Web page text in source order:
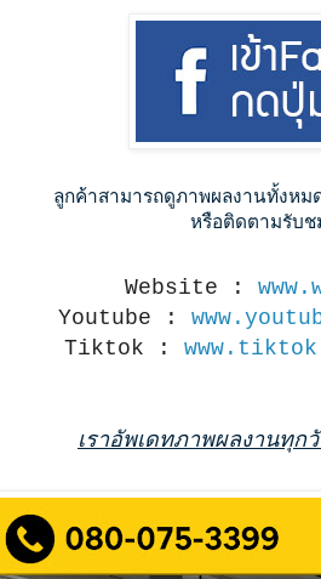
ลูกค้าสามารถดูภาพผลงานทั้งหมด
หรือติดตามรับช
Website :
Youtube :
Tiktok :
เราอัพเดทภาพผลงานทุก